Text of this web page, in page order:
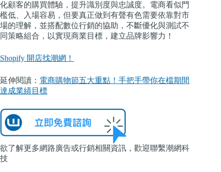
化顧客的購買體驗，提升識別度與忠誠度。電商看似門
檻低、入場容易，但要真正做到有聲有色需要依靠對市
場的理解，並搭配數位行銷的協助，不斷優化與測試不
同策略組合，以實現商業目標，建立品牌影響力！
Shopify 開店找潮網！
延伸閱讀： 電商購物節五大重點！手把手帶你在檔期間
達成業績目標
欲了解更多網路廣告或行銷相關資訊，歡迎聯繫潮網科
技